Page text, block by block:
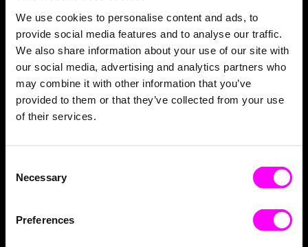
We use cookies to personalise content and ads, to
provide social media features and to analyse our traffic.
We also share information about your use of our site with
our social media, advertising and analytics partners who
may combine it with other information that you’ve
provided to them or that they’ve collected from your use
of their services.
Selection
Necessary
Preferences
Für unseren Newsletter anmelden: